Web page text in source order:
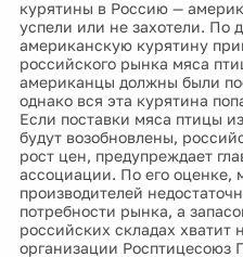
курятины в Россию —
успели или не захотели. По
американскую курятину
российского рынка мяса
американцы должны были
однако вся эта курятина
Если поставки мяса птицы
будут возобновлены,
рост цен, предупреждает
ассоциации. По его оценке,
производителей
потребности рынка, а
российских складах хватит
организации Росптицесоюз